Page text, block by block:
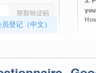
登记（中文）